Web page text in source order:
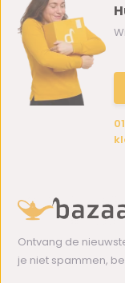
Ontvang de
je niet spammen,